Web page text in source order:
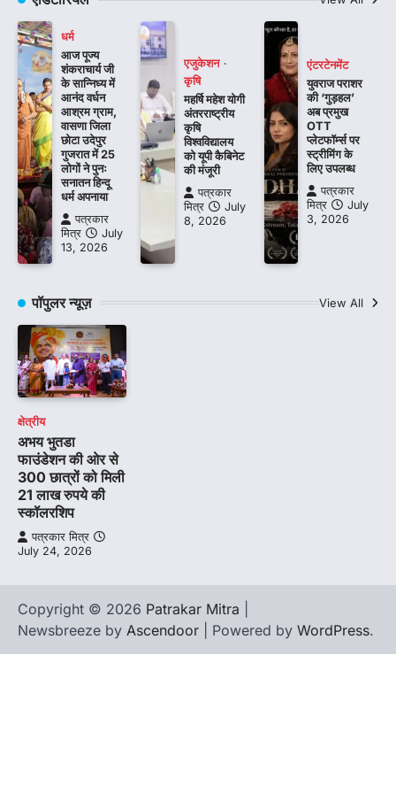
धर्म
आज पूज्य
शंकराचार्य जी
के सान्निध्य में
आनंद वर्धन
आश्रम ग्राम,
वासणा जिला
छोटा उदेपुर
गुजरात में 25
लोगों ने पुनः
सनातन हिन्दू
धर्म अपनाया
पत्रकार
मित्र
July
13, 2026
एजुकेशन
कृषि
महर्षि महेश योगी
अंतरराष्ट्रीय
कृषि
विश्वविद्यालय
को यूपी कैबिनेट
की मंजूरी
पत्रकार
मित्र
July
8, 2026
एंटरटेनमेंट
युवराज पराशर
की ‘गुड़हल’
अब प्रमुख
OTT
प्लेटफॉर्म्स पर
स्ट्रीमिंग के
लिए उपलब्ध
पत्रकार
मित्र
July
3, 2026
पॉपुलर न्यूज़ View All
क्षेत्रीय
अभय भुतडा
फाउंडेशन की ओर से
300 छात्रों को मिली
21 लाख रुपये की
स्कॉलरशिप
पत्रकार मित्र
July 24, 2026
Copyright © 2026 Patrakar Mitra
Newsbreeze by Ascendoor | Powered by WordPress.